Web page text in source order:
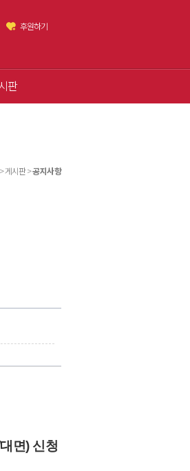
후원하기
판
게시판 >공지사항
면) 신청